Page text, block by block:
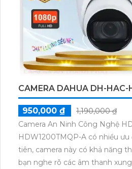
EXIR, camera cũng có khả
CAMERA DAHUA DH-
950,000 ₫
1,190,000 ₫
Camera An Ninh Công Nghệ
HDW1200TMQP-A có nhiều
tiên, camera này có khả năng
bạn nghe rõ các âm thanh